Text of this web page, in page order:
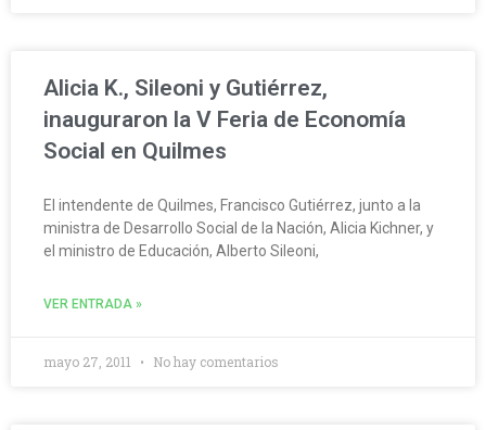
Alicia K., Sileoni y Gutiérrez,
inauguraron la V Feria de Economía
Social en Quilmes
El intendente de Quilmes, Francisco Gutiérrez, junto a la
ministra de Desarrollo Social de la Nación, Alicia Kichner, y
el ministro de Educación, Alberto Sileoni,
VER ENTRADA »
mayo 27, 2011 No hay comentarios